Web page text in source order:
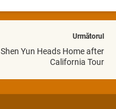
Următorul
Shen Yun Heads Home after
California Tour